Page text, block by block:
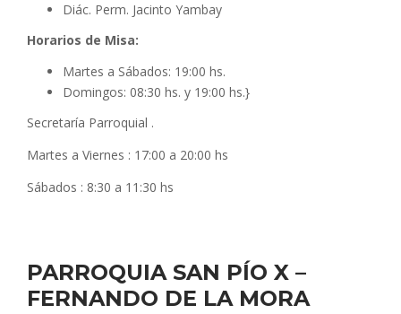
Diác. Perm. Jacinto Yambay
Horarios de Misa:
Martes a Sábados: 19:00 hs.
Domingos: 08:30 hs. y 19:00 hs.}
Secretaría Parroquial .
Martes a Viernes : 17:00 a 20:00 hs
Sábados : 8:30 a 11:30 hs
PARROQUIA SAN PÍO X –
FERNANDO DE LA MORA